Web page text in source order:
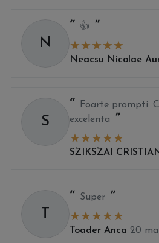
N
👍
Neacsu Nicolae
S
Foarte prompti.
excelenta
SZIKSZAI
T
Super
Toader Anca 20